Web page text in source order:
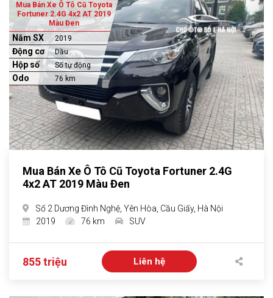
Mua Bán Xe Ô Tô Cũ Toyota
Fortuner 2.4G 4x2 AT 2019
Màu Đen
Năm SX 2019
Động cơ Dầu
Hộp số Số tự động
Odo 76 km
Mua Bán Xe Ô Tô Cũ Toyota Fortuner 2.4G
4x2 AT 2019 Màu Đen
Số 2 Dương Đình Nghệ, Yên Hòa, Cầu Giấy, Hà Nội
2019
76 km SUV
855 triệu Liên hệ